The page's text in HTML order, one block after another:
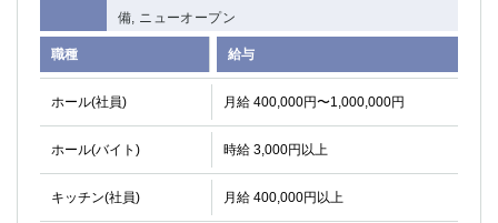
備, ニューオープン
職種 給与
ホール(社員) 月給 400,000円〜1,000,000円
ホール(バイト) 時給 3,000円以上
キッチン(社員) 月給 400,000円以上